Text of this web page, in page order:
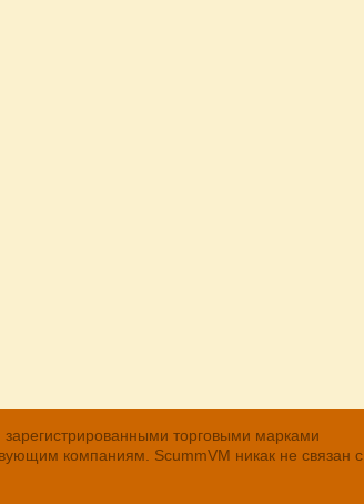
торговыми марками
компаниям. ScummVM никак не связан с